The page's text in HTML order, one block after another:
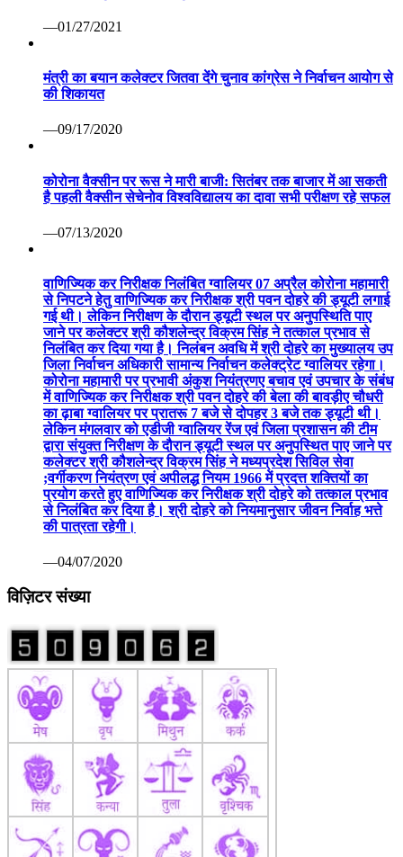
—01/27/2021
मंत्री का बयान कलेक्टर जितवा देंगे चुनाव कांग्रेस ने निर्वाचन आयोग से
की शिकायत
—09/17/2020
कोरोना वैक्सीन पर रूस ने मारी बाजी: सितंबर तक बाजार में आ सकती
है पहली वैक्सीन सेचेनोव विश्वविद्यालय का दावा सभी परीक्षण रहे सफल
—07/13/2020
वाणिज्यिक कर निरीक्षक निलंबित ग्वालियर 07 अप्रैल कोरोना महामारी
से निपटने हेतु वाणिज्यिक कर निरीक्षक श्री पवन दोहरे की ड्यूटी लगाई
गई थी। लेकिन निरीक्षण के दौरान ड्यूटी स्थल पर अनुपस्थिति पाए
जाने पर कलेक्टर श्री कौशलेन्द्र विक्रम सिंह ने तत्काल प्रभाव से
निलंबित कर दिया गया है। निलंबन अवधि में श्री दोहरे का मुख्यालय उप
जिला निर्वाचन अधिकारी सामान्य निर्वाचन कलेक्ट्रेट ग्वालियर रहेगा।
कोरोना महामारी पर प्रभावी अंकुश नियंत्रणए बचाव एवं उपचार के संबंध
में वाणिज्यिक कर निरीक्षक श्री पवन दोहरे की बेला की बावड़ीए चौधरी
का ढ़ाबा ग्वालियर पर प्रातरू 7 बजे से दोपहर 3 बजे तक ड्यूटी थी।
लेकिन मंगलवार को एडीजी ग्वालियर रेंज एवं जिला प्रशासन की टीम
द्वारा संयुक्त निरीक्षण के दौरान ड्यूटी स्थल पर अनुपस्थित पाए जाने पर
कलेक्टर श्री कौशलेन्द्र विक्रम सिंह ने मध्यप्रदेश सिविल सेवा
;वर्गीकरण नियंत्रण एवं अपीलद्ध नियम 1966 में प्रदत्त शक्तियों का
प्रयोग करते हुए वाणिज्यिक कर निरीक्षक श्री दोहरे को तत्काल प्रभाव
से निलंबित कर दिया है। श्री दोहरे को नियमानुसार जीवन निर्वाह भत्ते
की पात्रता रहेगी।
—04/07/2020
विज़िटर संख्या